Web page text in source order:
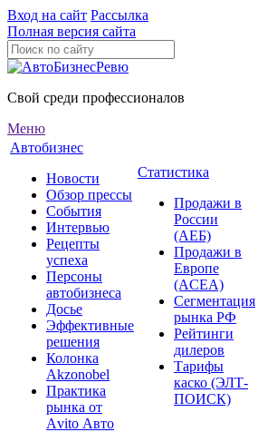
Вход на сайт Рассылка
Полная версия сайта
Свой среди профессионалов
Меню
Автобизнес
Новости
Обзор прессы
События
Интервью
Рецепты
успеха
Персоны
автобизнеса
Досье
Эффективные
решения
Колонка
Akzonobel
Практика
рынка от
Аvito Авто
Статистика
Продажи в
России
(АЕБ)
Продажи в
Европе
(ACEA)
Сегментация
рынка РФ
Рейтинги
дилеров
Тарифы
каско (ЭЛТ-
ПОИСК)